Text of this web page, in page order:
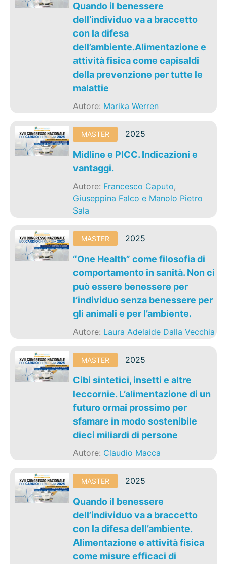
Quando il benessere
dell’individuo va a braccetto
con la difesa
dell’ambiente.Alimentazione e
attività fisica come capisaldi
della prevenzione per tutte le
malattie
Autore: Marika Werren
MASTER 2025
Midline e PICC. Indicazioni e
vantaggi.
Autore: Francesco Caputo,
Giuseppina Falco e Manolo Pietro
Sala
MASTER 2025
“One Health” come filosofia di
comportamento in sanità. Non ci
può essere benessere per
l’individuo senza benessere per
gli animali e per l’ambiente.
Autore: Laura Adelaide Dalla Vecchia
MASTER 2025
Cibi sintetici, insetti e altre
leccornie. L’alimentazione di un
futuro ormai prossimo per
sfamare in modo sostenibile
dieci miliardi di persone
Autore: Claudio Macca
MASTER 2025
Quando il benessere
dell’individuo va a braccetto
con la difesa dell’ambiente.
Alimentazione e attività fisica
come misure efficaci di